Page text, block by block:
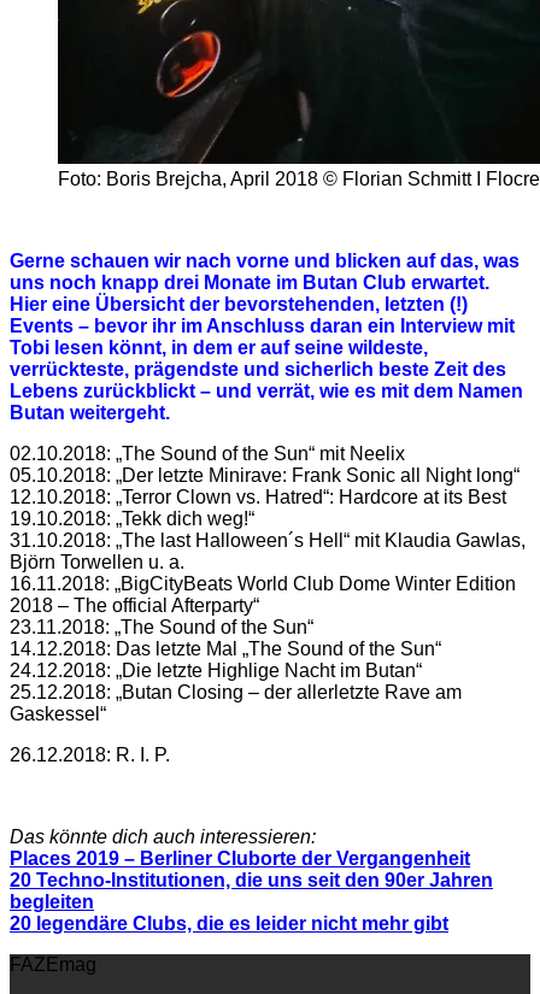
Foto: Boris Brejcha, April 2018 © Florian Schmitt I
Gerne schauen wir nach vorne und blicken auf das, was
uns noch knapp drei Monate im Butan Club erwartet.
Hier eine Übersicht der bevorstehenden, letzten (!)
Events – bevor ihr im Anschluss daran ein Interview mit
Tobi lesen könnt, in dem er auf seine wildeste,
verrückteste, prägendste und sicherlich beste Zeit des
Lebens zurückblickt – und verrät, wie es mit dem Namen
Butan weitergeht.
02.10.2018: „The Sound of the Sun“ mit Neelix
05.10.2018: „Der letzte Minirave: Frank Sonic all Night long“
12.10.2018: „Terror Clown vs. Hatred“: Hardcore at its Best
19.10.2018: „Tekk dich weg!“
31.10.2018: „The last Halloween´s Hell“ mit Klaudia Gawlas,
Björn Torwellen u. a.
16.11.2018: „BigCityBeats World Club Dome Winter Edition
2018 – The official Afterparty“
23.11.2018: „The Sound of the Sun“
14.12.2018: Das letzte Mal „The Sound of the Sun“
24.12.2018: „Die letzte Highlige Nacht im Butan“
25.12.2018: „Butan Closing – der allerletzte Rave am
Gaskessel“
26.12.2018: R. I. P.
Das könnte dich auch interessieren:
Places 2019 – Berliner Cluborte der Vergangenheit
20 Techno-Institutionen, die uns seit den 90er Jahren
begleiten
20 legendäre Clubs, die es leider nicht mehr gibt
FAZEmag